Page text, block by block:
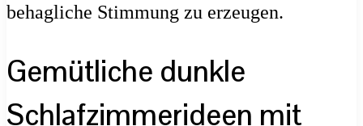
behagliche Stimmung zu erzeugen.
Gemütliche dunkle
Schlafzimmerideen mit